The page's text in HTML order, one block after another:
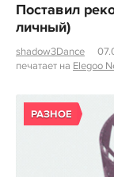
Поставил
личный)
shadow3Dance
печатает на Elegoo
РАЗНОЕ